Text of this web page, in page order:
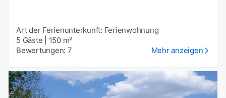
Art der Ferienunterkunft: Ferienwohnung
5 Gäste
150 m²
Bewertungen: 7
Mehr anzeigen